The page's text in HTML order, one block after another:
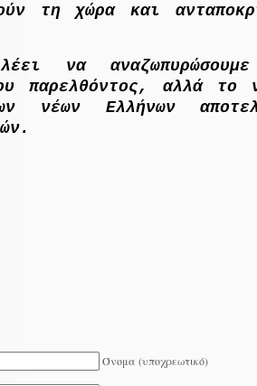
τη χώρα και
να
παρελθόντος, αλλά το
νέων Ελλήνων
Όνομα (υποχρεωτικό)